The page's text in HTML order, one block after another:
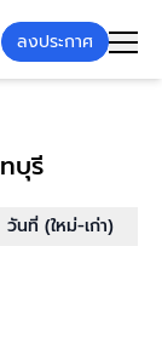
ลงประกาศ
บุรี
วันที่ (ใหม่-เก่า)